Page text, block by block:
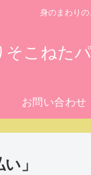
身のまわりの
そこねた
お問い合わせ
」